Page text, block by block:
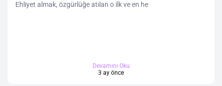
Ehliyet almak, özgürlüğe atılan o ilk ve en he
Devamını Oku
3 ay önce